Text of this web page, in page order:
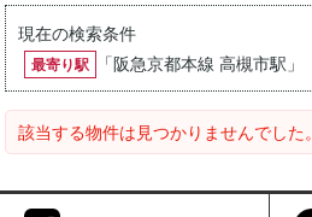
現在の検索条件
最寄り駅
「阪急京都本線 高槻市駅 」
該当する物件は見つかりませんでした。